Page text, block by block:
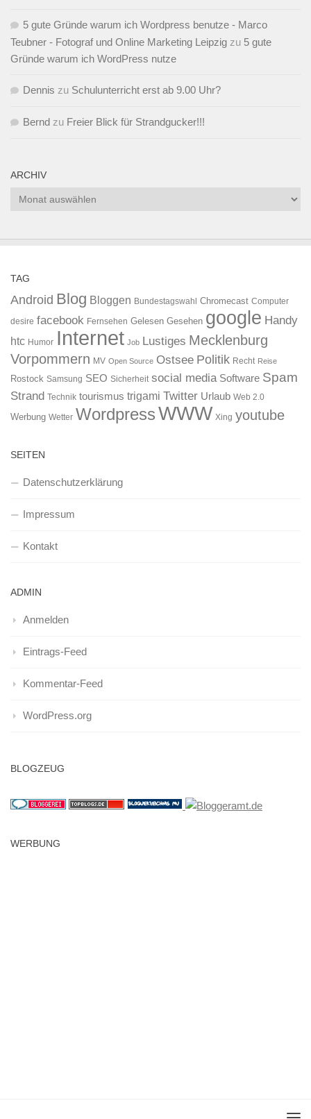
5 gute Gründe warum ich Wordpress benutze - Marco
Teubner - Fotograf und Online Marketing Leipzig zu 5 gute
Gründe warum ich WordPress nutze
Dennis zu Schulunterricht erst ab 9.00 Uhr?
Bernd zu Freier Blick für Strandgucker!!!
ARCHIV
Archiv
TAG
Android Blog Bloggen Bundestagswahl Chromecast Computer
desire facebook Fernsehen Gelesen Gesehen google Handy
htc Humor Internet Job Lustiges Mecklenburg
Vorpommern MV Open Source Ostsee Politik Recht Reise
Rostock Samsung SEO Sicherheit social media Software Spam
Strand Technik tourismus trigami Twitter Urlaub Web 2.0
Werbung Wetter WordpressWWW Xing youtube
SEITEN
Datenschutzerklärung
Impressum
Kontakt
ADMIN
Anmelden
Eintrags-Feed
Kommentar-Feed
WordPress.org
BLOGZEUG
WERBUNG